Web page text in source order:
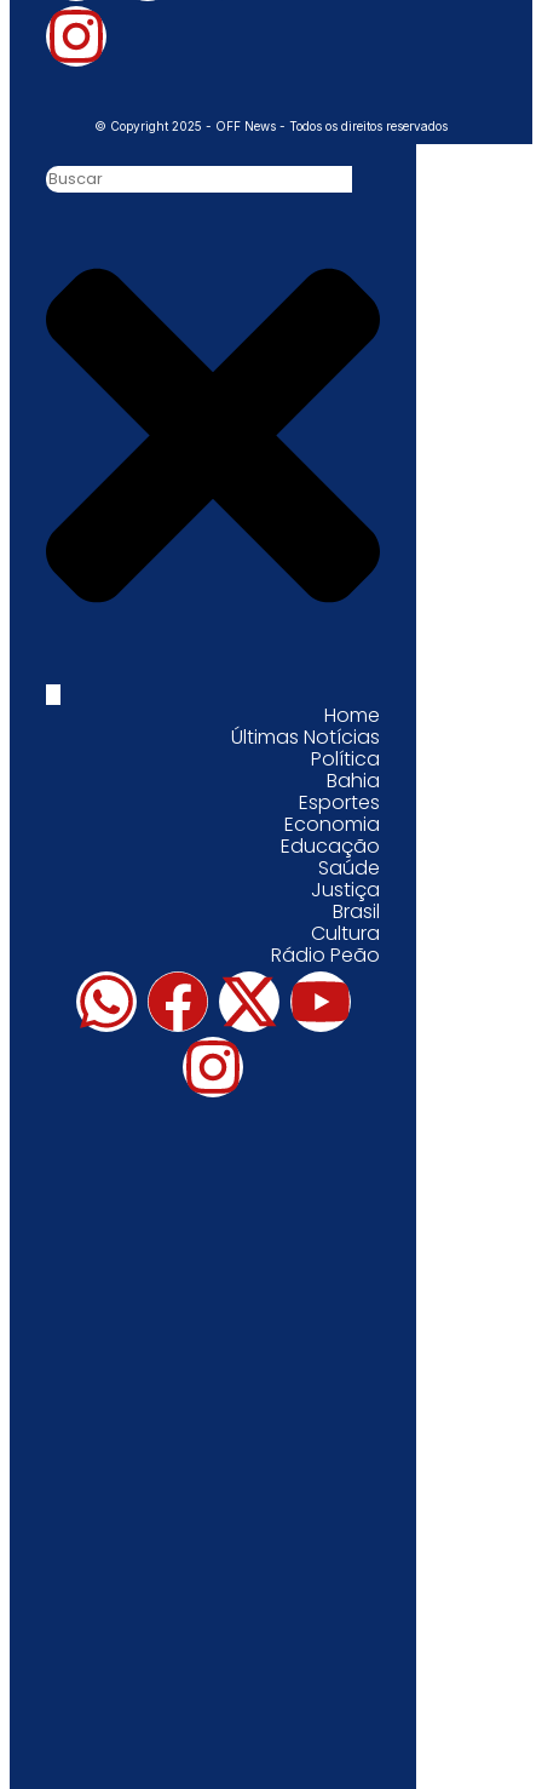
© Copyright 2025 - OFF News - Todos os direitos reservados
Home
Últimas Notícias
Política
Bahia
Esportes
Economia
Educação
Saúde
Justiça
Brasil
Cultura
Rádio Peão